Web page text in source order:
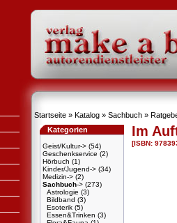
Startseite » Katalog » Sachbuch »
Kategorien
Geist/Kultur-> (54)
Geschenkservice (2)
Hörbuch (1)
Kinder/Jugend-> (34)
Medizin-> (2)
Sachbuch-> (273)
Astrologie (3)
Bildband (3)
Esoterik (5)
Essen&Trinken (3)
Im
[ISBN: